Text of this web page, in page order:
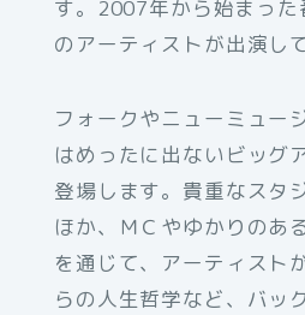
す。2007年から始まった
のアーティストが出演し
フォークやニューミュー
はめったに出ないビッグ
登場します。貴重なスタ
ほか、ＭＣやゆかりのあ
を通じて、アーティスト
らの人生哲学など、バッ